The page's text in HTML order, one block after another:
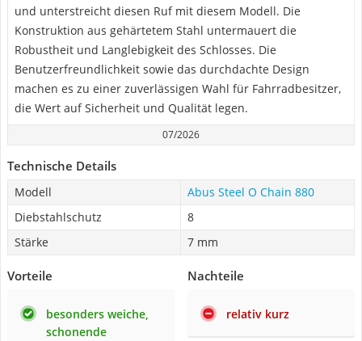
und unterstreicht diesen Ruf mit diesem Modell. Die
Konstruktion aus gehärtetem Stahl untermauert die
Robustheit und Langlebigkeit des Schlosses. Die
Benutzerfreundlichkeit sowie das durchdachte Design
machen es zu einer zuverlässigen Wahl für Fahrradbesitzer,
die Wert auf Sicherheit und Qualität legen.
07/2026
Technische Details
Modell
Abus Steel O Chain 880
Diebstahlschutz
8
Stärke
7 mm
Vorteile
besonders weiche,
schonende
Nachteile
relativ kurz